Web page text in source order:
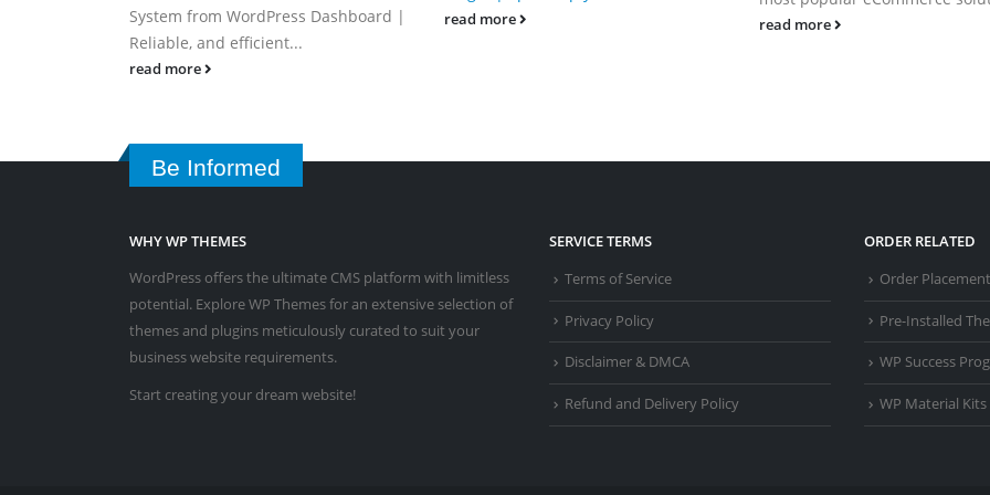
System from WordPress Dashboard |
Reliable, and efficient...
read more
read more read more
Be Informed
WHY WP THEMES
WordPress offers the ultimate CMS platform with limitless
potential. Explore WP Themes for an extensive selection of
themes and plugins meticulously curated to suit your
business website requirements.
Start creating your dream website!
SERVICE TERMS
Terms of Service
Privacy Policy
Disclaimer & DMCA
Refund and Delivery Policy
ORDER RELATED
Order Placement
Pre-Installed
WP Success
WP Material Kits